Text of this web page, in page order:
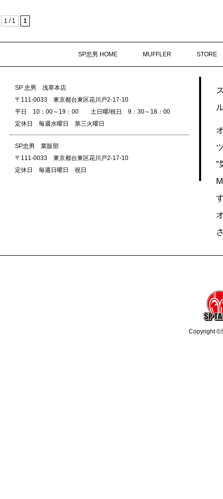
1 / 1 1
SP忠男 HOME MUFFLER STORE
SP 忠男 浅草本店
〒111-0033 東京都台東区花川戸2-17-10
平日 10：00～19：00 土日曜/祝日 9：30～18：00
定休日 毎週水曜日 第三火曜日
SP忠男 業販部
〒111-0033 東京都台東区花川戸2-17-10
定休日 毎週日曜日 祝日
”
Copyright